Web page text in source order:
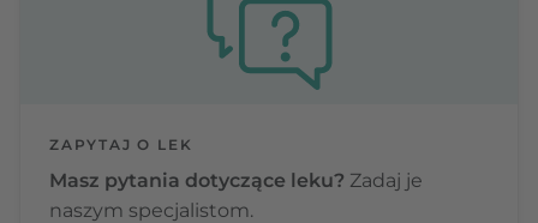
ZAPYTAJ O LEK
Masz pytania dotyczące leku? Zadaj je
naszym specjalistom.